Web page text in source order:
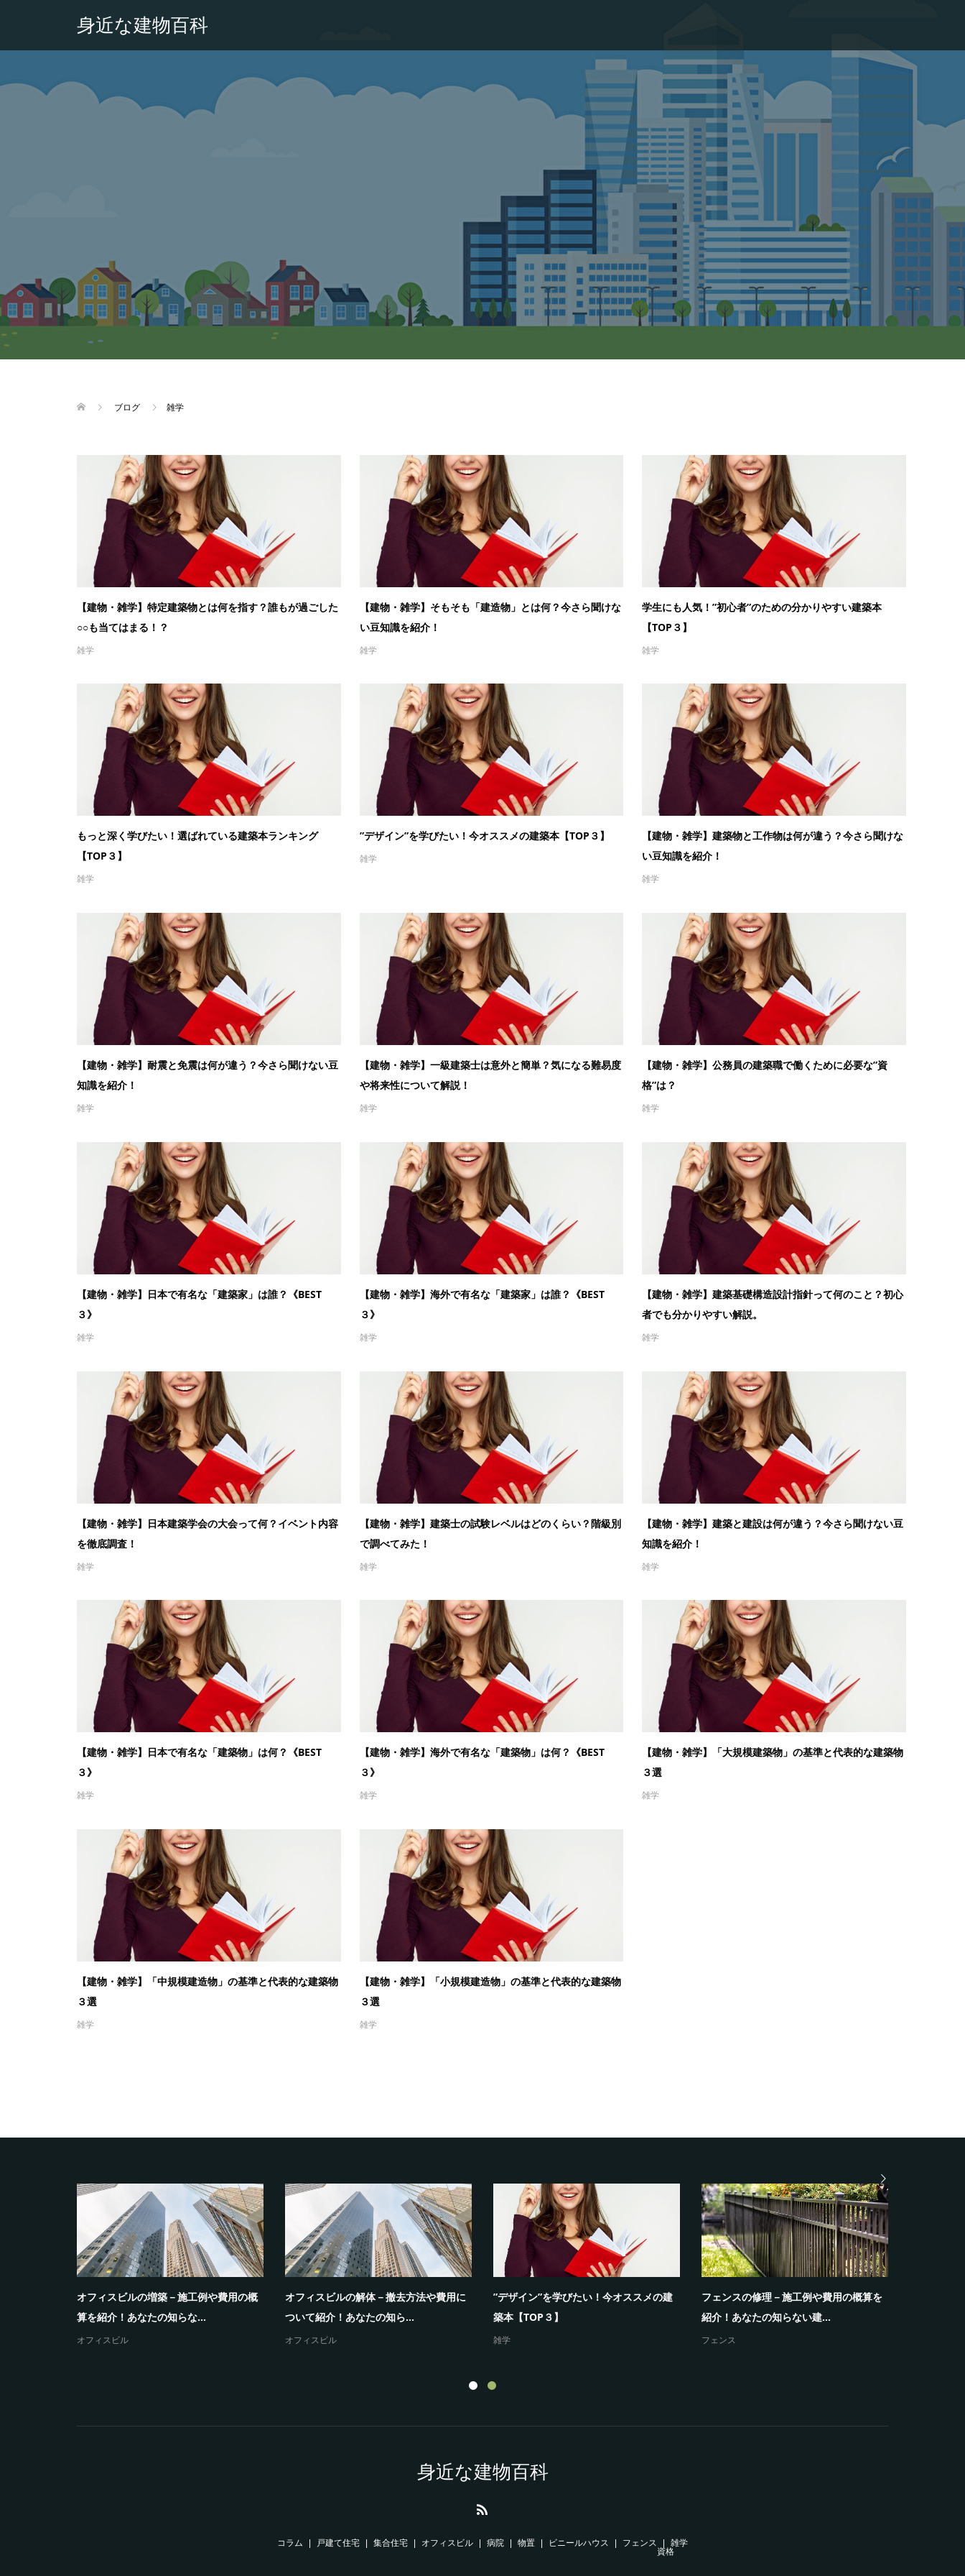
身近な建物百科
ブログ 雑学
【建物・雑学】特定建築物とは何を指す？誰もが過ごした
○○も当てはまる！？
雑学
【建物・雑学】そもそも「建造物」とは何？今さら聞けな
い豆知識を紹介！
雑学
学生にも人気！”初心者”のための分かりやすい建築本
【TOP３】
雑学
もっと深く学びたい！選ばれている建築本ランキング
【TOP３】
雑学
”デザイン”を学びたい！今オススメの建築本【TOP３】
雑学
【建物・雑学】建築物と工作物は何が違う？今さら聞けな
い豆知識を紹介！
雑学
【建物・雑学】耐震と免震は何が違う？今さら聞けない豆
知識を紹介！
雑学
【建物・雑学】一級建築士は意外と簡単？気になる難易度
や将来性について解説！
雑学
【建物・雑学】公務員の建築職で働くために必要な”資
格”は？
雑学
【建物・雑学】日本で有名な「建築家」は誰？《BEST
３》
雑学
【建物・雑学】海外で有名な「建築家」は誰？《BEST
３》
雑学
【建物・雑学】建築基礎構造設計指針って何のこと？初心
者でも分かりやすい解説。
雑学
【建物・雑学】日本建築学会の大会って何？イベント内容
を徹底調査！
雑学
【建物・雑学】建築士の試験レベルはどのくらい？階級別
で調べてみた！
雑学
【建物・雑学】建築と建設は何が違う？今さら聞けない豆
知識を紹介！
雑学
【建物・雑学】日本で有名な「建築物」は何？《BEST
３》
雑学
【建物・雑学】海外で有名な「建築物」は何？《BEST
３》
雑学
【建物・雑学】「大規模建築物」の基準と代表的な建築物
３選
雑学
【建物・雑学】「中規模建造物」の基準と代表的な建築物
３選
雑学
【建物・雑学】「小規模建造物」の基準と代表的な建築物
３選
雑学
オフィスビルの増築－施工例や費用の概
算を紹介！あなたの知らな...
オフィスビル
オフィスビルの解体－撤去方法や費用に
ついて紹介！あなたの知ら...
オフィスビル
”デザイン”を学びたい！今オススメの建
築本【TOP３】
雑学
フェンスの修理－施工例や費用の概算を
紹介！あなたの知らない建...
フェンス
身近な建物百科
コラム 戸建て住宅 集合住宅 オフィスビル 病院 物置 ビニールハウス フェンス
雑学
資格